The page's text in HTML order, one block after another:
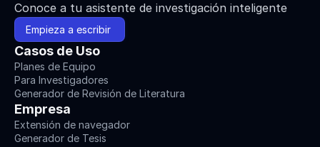
Conoce a tu asistente de investigación inteligente
Empieza a escribir
Casos de Uso
Planes de Equipo
Para Investigadores
Generador de Revisión de Literatura
Empresa
Extensión de navegador
Generador de Tesis